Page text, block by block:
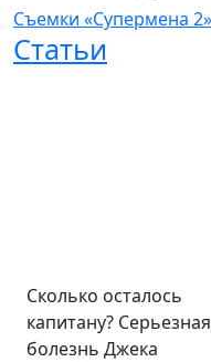
Съемки «Супермена
Статьи
Сколько осталось
капитану? Серьезная
болезнь Джека